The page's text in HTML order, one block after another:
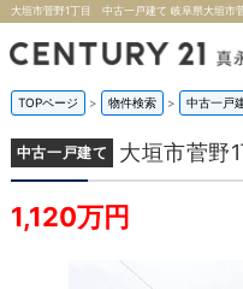
大垣市菅野1丁目 中古一戸建て 岐阜県大垣市
TOPページ > 物件検索 > 中古一戸
中古一戸建て 大垣市菅野
1,120万円